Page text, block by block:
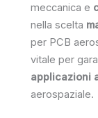
meccanica e
nella scelta
per PCB
vitale per
applicazioni
aerospaziale.